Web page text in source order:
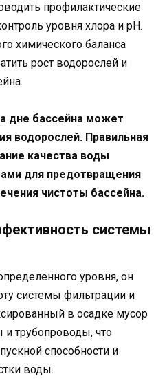
профилактические
уровня хлора и pH.
химического баланса
рост водорослей и
дне бассейна может
водорослей. Правильная
качества воды
для предотвращения
чистоты бассейна.
системы
уровня, он
системы фильтрации и
в осадке мусор
трубопроводы, что
способности и
воды.